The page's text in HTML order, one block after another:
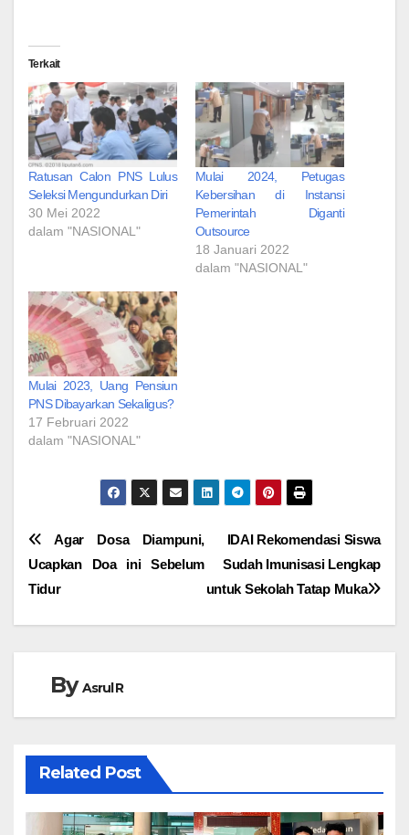
Terkait
Ratusan Calon PNS Lulus
Seleksi Mengundurkan Diri
30 Mei 2022
dalam "NASIONAL"
Mulai 2024, Petugas
Kebersihan di Instansi
Pemerintah Diganti
Outsource
18 Januari 2022
dalam "NASIONAL"
Mulai 2023, Uang Pensiun
PNS Dibayarkan Sekaligus?
17 Februari 2022
dalam "NASIONAL"
Navigasi
pos
IDAI Rekomendasi Siswa
Sudah Imunisasi Lengkap
untuk Sekolah Tatap Muka
Agar Dosa Diampuni,
Ucapkan Doa ini Sebelum
Tidur
ByAsrul R
Related Post